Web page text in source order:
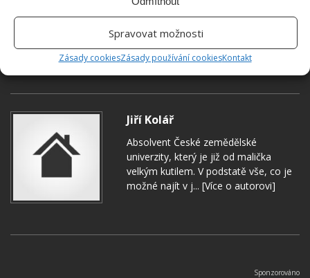
Spravovat možnosti
Zásady cookiesZásady používání cookiesKontakt
ČERVENÉ VÍNO ČISTICÍ PROSTŘEDEK
Jiří Kolář
Absolvent České zemědělské
univerzity, který je již od malička
velkým kutilem. V podstatě vše, co je
možné najít v j... [Více o autorovi]